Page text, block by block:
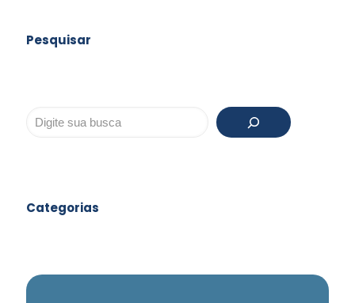
Pesquisar
Pesquisar
Categorias